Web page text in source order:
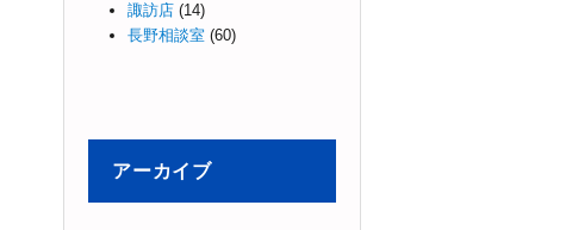
諏訪店(14)
長野相談室(60)
アーカイブ